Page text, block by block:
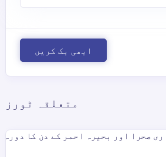
ابھی بک کریں
متعلقہ ٹورز